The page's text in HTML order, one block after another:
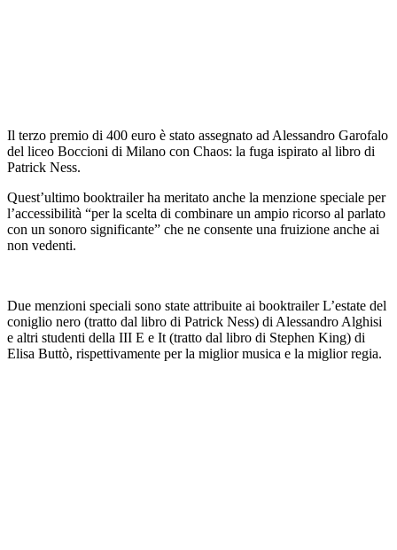
Il terzo premio di 400 euro è stato assegnato ad Alessandro Garofalo
del liceo Boccioni di Milano con Chaos: la fuga ispirato al libro di
Patrick Ness.
Quest’ultimo booktrailer ha meritato anche la menzione speciale per
l’accessibilità “per la scelta di combinare un ampio ricorso al parlato
con un sonoro significante” che ne consente una fruizione anche ai
non vedenti.
Due menzioni speciali sono state attribuite ai booktrailer L’estate del
coniglio nero (tratto dal libro di Patrick Ness) di Alessandro Alghisi
e altri studenti della III E e It (tratto dal libro di Stephen King) di
Elisa Buttò, rispettivamente per la miglior musica e la miglior regia.